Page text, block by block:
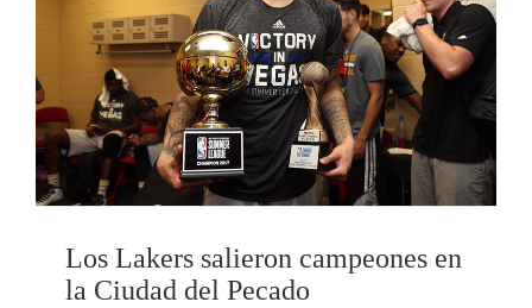
Los Lakers salieron campeones en
la Ciudad del Pecado